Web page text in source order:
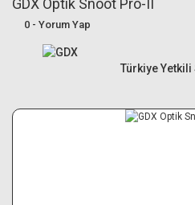
Canon R6 Mark III
GDX Optik Snoot Pro-II
0 - Yorum Yap
Türkiye Yetkili